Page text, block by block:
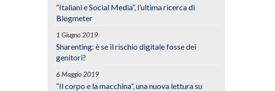
“Italiani e Social Media”, l’ultima ricerca di
Blogmeter
1 Giugno 2019
Sharenting: è se il rischio digitale fosse dei
genitori?
6 Maggio 2019
“Il corpo e la macchina”, una nuova lettura su